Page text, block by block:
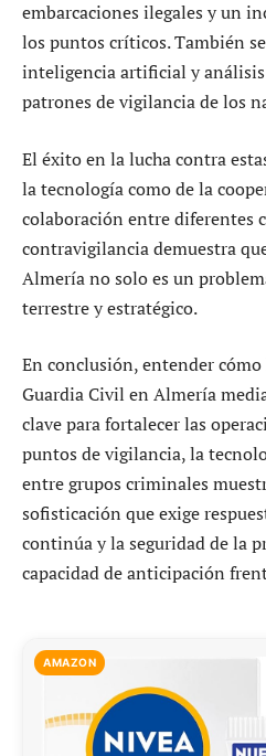
embarcaciones ilegales y un
los puntos críticos. También
inteligencia artificial y análisis
patrones de vigilancia de los
El éxito en la lucha contra
la tecnología como de la
colaboración entre diferentes
contravigilancia demuestra
Almería no solo es un
terrestre y estratégico.
En conclusión, entender
Guardia Civil en Almería
clave para fortalecer las
puntos de vigilancia, la
entre grupos criminales
sofisticación que exige
continúa y la seguridad de la
capacidad de anticipación
AMAZON